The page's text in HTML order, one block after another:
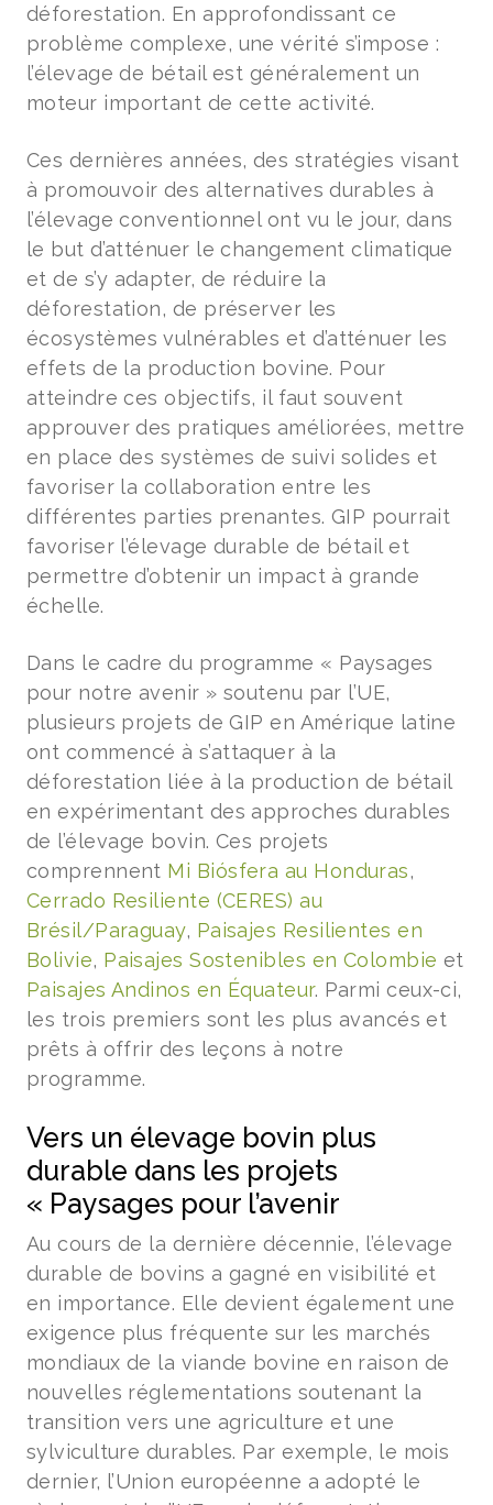
déforestation. En approfondissant ce
problème complexe, une vérité s’impose :
l’élevage de bétail est généralement un
moteur important de cette activité.
Ces dernières années, des stratégies visant
à promouvoir des alternatives durables à
l’élevage conventionnel ont vu le jour, dans
le but d’atténuer le changement climatique
et de s’y adapter, de réduire la
déforestation, de préserver les
écosystèmes vulnérables et d’atténuer les
effets de la production bovine. Pour
atteindre ces objectifs, il faut souvent
approuver des pratiques améliorées, mettre
en place des systèmes de suivi solides et
favoriser la collaboration entre les
différentes parties prenantes. GIP pourrait
favoriser l’élevage durable de bétail et
permettre d’obtenir un impact à grande
échelle.
Dans le cadre du programme « Paysages
pour notre avenir » soutenu par l’UE,
plusieurs projets de GIP en Amérique latine
ont commencé à s’attaquer à la
déforestation liée à la production de bétail
en expérimentant des approches durables
de l’élevage bovin. Ces projets
comprennent Mi Biósfera au Honduras,
Cerrado Resiliente (CERES) au
Brésil/Paraguay, Paisajes Resilientes en
Bolivie, Paisajes Sostenibles en Colombie et
Paisajes Andinos en Équateur. Parmi ceux-ci,
les trois premiers sont les plus avancés et
prêts à offrir des leçons à notre
programme.
Vers un élevage bovin plus
durable dans les projets
« Paysages pour l’avenir
Au cours de la dernière décennie, l’élevage
durable de bovins a gagné en visibilité et
en importance. Elle devient également une
exigence plus fréquente sur les marchés
mondiaux de la viande bovine en raison de
nouvelles réglementations soutenant la
transition vers une agriculture et une
sylviculture durables. Par exemple, le mois
dernier, l’Union européenne a adopté le